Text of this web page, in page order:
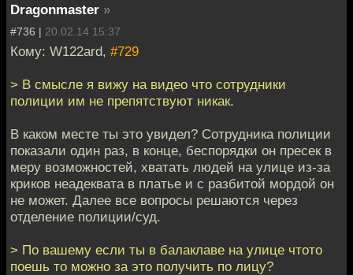
Dragonmaster »
#736 | 20.02.14 15:37
Кому: W122ard, #729
> В смысле я вижу на видео что сотрудники
полиции им не препятствуют никак.
В каком месте ты это увидел? Сотрудника полиции
показали один раз, в конце, беспорядки он пресек в
меру возможностей, хватать людей на улице из-за
криков неадеквата в платье и с разбитой мордой он
не может. Далее все вопросы решаются через
отделение полиции/суд.
> По вашему если ты в балаклаве на улице чтото
поешь то можно за это получить по лицу?